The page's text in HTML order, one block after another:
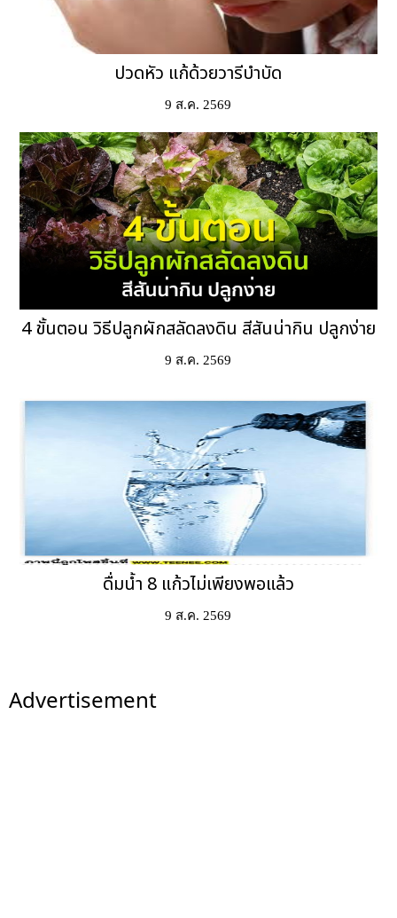
ปวดหัว แก้ด้วยวารีบำบัด
9 ส.ค. 2569
4 ขั้นตอน วิธีปลูกผักสลัดลงดิน สีสันน่ากิน ปลูกง่าย
9 ส.ค. 2569
ดื่มน้ำ 8 แก้วไม่เพียงพอแล้ว
9 ส.ค. 2569
Advertisement